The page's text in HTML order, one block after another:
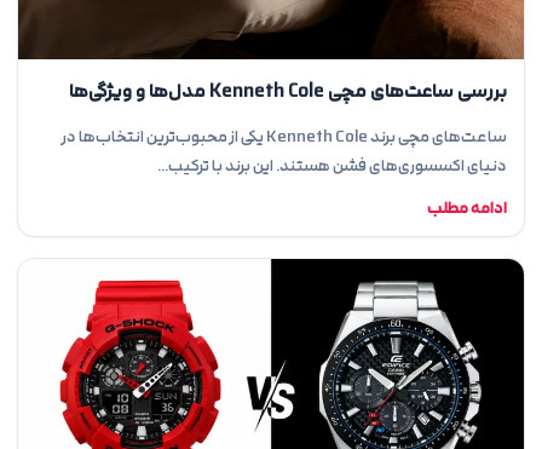
بررسی ساعت‌های مچی Kenneth Cole مدل‌ها و ویژگی‌ها
ساعت‌های مچی برند Kenneth Cole یکی از محبوب‌ترین انتخاب‌ها در
دنیای اکسسوری‌های فشن هستند. این برند با ترکیب…
ادامه مطلب